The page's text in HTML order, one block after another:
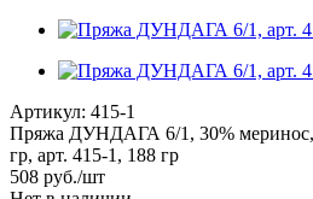
Артикул: 415-1
Пряжа ДУНДАГА 6/1, 30% меринос,
гр, арт. 415-1, 188 гр
508 руб./шт